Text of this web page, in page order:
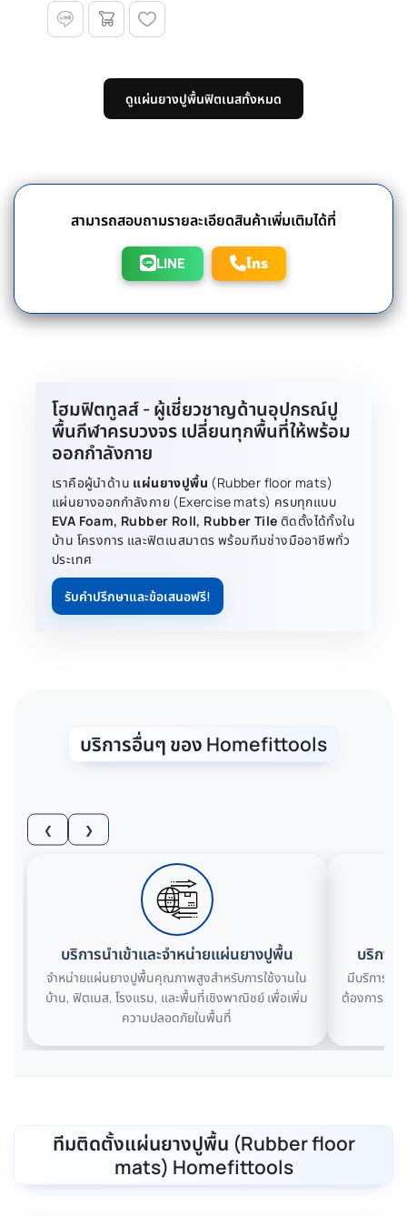
ดูแผ่นยางปูพื้นฟิตเนสทั้งหมด
สามารถสอบถามรายละเอียดสินค้าเพิ่มเติมได้ที่
LINE โทร
โฮมฟิตทูลส์ - ผู้เชี่ยวชาญด้านอุปกรณ์ปู
พื้นกีฬาครบวงจร เปลี่ยนทุกพื้นที่ให้พร้อม
ออกกำลังกาย
เราคือผู้นำด้าน แผ่นยางปูพื้น (Rubber floor mats)
แผ่นยางออกกำลังกาย (Exercise mats) ครบทุกแบบ
EVA Foam, Rubber Roll, Rubber Tile ติดตั้งได้ทั้งใน
บ้าน โครงการ และฟิตเนสมาตร พร้อมทีมช่างมืออาชีพทั่ว
ประเทศ
รับคำปรึกษาและข้อเสนอฟรี!
บริการอื่นๆ ของ Homefittools
บริการนำเข้าและจำหน่ายแผ่นยางปูพื้น
จำหน่ายแผ่นยางปูพื้นคุณภาพสูงสำหรับการใช้งานใน
บ้าน, ฟิตเนส, โรงแรม, และพื้นที่เชิงพาณิชย์ เพื่อเพิ่ม
ความปลอดภัยในพื้นที่
บริการ
มีบริการให้
ต้องการขอ
❮ ❯
ทีมติดตั้งแผ่นยางปูพื้น (Rubber floor
mats) Homefittools